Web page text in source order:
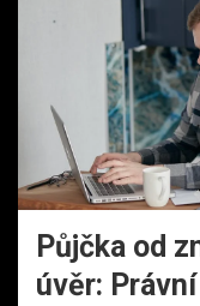
Půjčka od
úvěr: